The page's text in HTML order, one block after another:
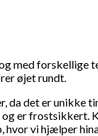
med
øjet rundt.
da det er
er frostsikkert.
hvor vi hjælper